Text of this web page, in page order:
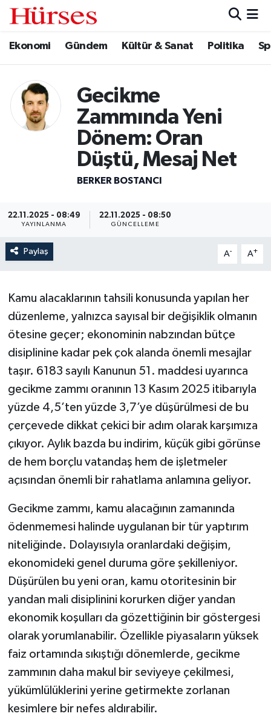
Ekonomi Gündem Kültür & Sanat Politika
Gecikme
Zammında Yeni
Dönem: Oran
Düştü, Mesaj Net
BERKER BOSTANCI
22.11.2025 - 08:49
YAYINLANMA
22.11.2025 - 08:50
GÜNCELLEME
Paylaş A- A+
Kamu alacaklarının tahsili konusunda yapılan her
düzenleme, yalnızca sayısal bir değişiklik olmanın
ötesine geçer; ekonominin nabzından bütçe
disiplinine kadar pek çok alanda önemli mesajlar
taşır. 6183 sayılı Kanunun 51. maddesi uyarınca
gecikme zammı oranının 13 Kasım 2025 itibarıyla
yüzde 4,5’ten yüzde 3,7’ye düşürülmesi de bu
çerçevede dikkat çekici bir adım olarak karşımıza
çıkıyor. Aylık bazda bu indirim, küçük gibi görünse
de hem borçlu vatandaş hem de işletmeler
açısından önemli bir rahatlama anlamına geliyor.
Gecikme zammı, kamu alacağının zamanında
ödenmemesi halinde uygulanan bir tür yaptırım
niteliğinde. Dolayısıyla oranlardaki değişim,
ekonomideki genel duruma göre şekilleniyor.
Düşürülen bu yeni oran, kamu otoritesinin bir
yandan mali disiplinini korurken diğer yandan
ekonomik koşulları da gözettiğinin bir göstergesi
olarak yorumlanabilir. Özellikle piyasaların yüksek
faiz ortamında sıkıştığı dönemlerde, gecikme
zammının daha makul bir seviyeye çekilmesi,
yükümlülüklerini yerine getirmekte zorlanan
kesimlere bir nefes aldırabilir.
Ekonomi
Kültür & Sanat
Hava Durumu
Süper Lig Puan Durumu ve Fikstür
Tüm Manşetler
Son Dakika Haberleri